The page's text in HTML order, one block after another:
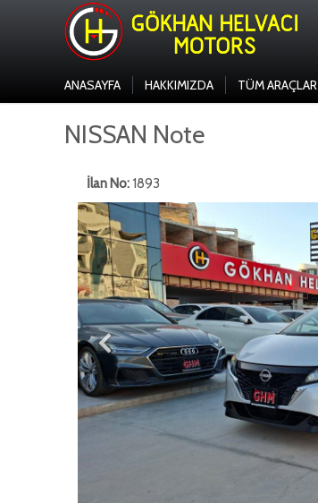
ANASAYFA HAKKIMIZDA TÜM ARAÇLAR
NISSAN Note
İlan No: 1893